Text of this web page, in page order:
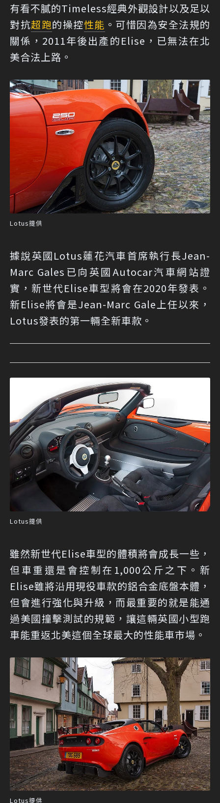
有看不膩的Timeless經典外觀設計以及足以
對抗超跑的操控性能 。可惜因為安全法規的
關係，2011年後出產的Elise，已無法在北
美合法上路。
Lotus提供
據說英國Lotus蓮花汽車首席執行長Jean-
Marc Gales已向英國Autocar汽車網站證
實，新世代Elise車型將會在2020年發表。
新Elise將會是Jean-Marc Gale上任以來，
Lotus發表的第一輛全新車款。
Lotus提供
雖然新世代Elise車型的體積將會成長一些，
但車重還是會控制在1,000公斤之下。新
Elise雖將沿用現役車款的鋁合金底盤本體，
但會進行強化與升級，而最重要的就是能通
過美國撞擊測試的規範，讓這輛英國小型跑
車能重返北美這個全球最大的性能車市場。
Lotus提供